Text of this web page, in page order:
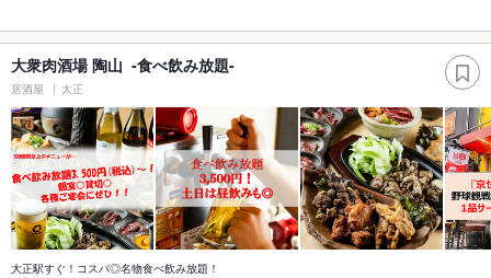
大衆肉酒場 陶山 -食べ飲み放題-
居酒屋 大正
大正駅すぐ！コスパ◎名物食べ飲み放題！